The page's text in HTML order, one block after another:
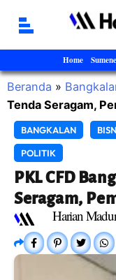
Home
Beranda »
Tenda Seragam,
BANGKALAN
POLITIK
PKL CFD
Seragam,
Harian